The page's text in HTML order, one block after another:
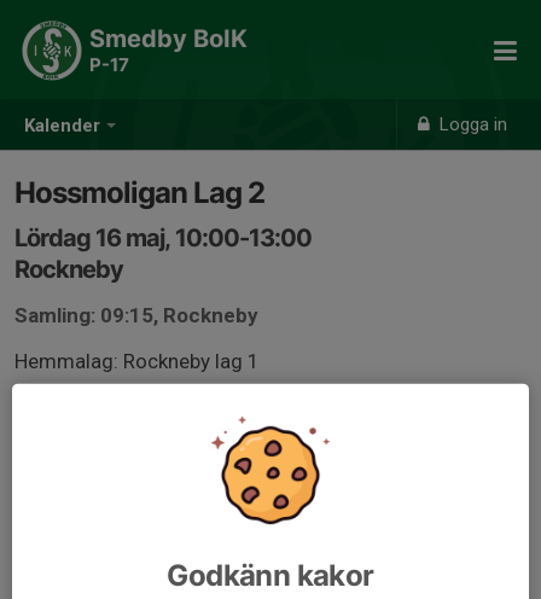
Kalender Logga in
Smedby BoIK
P-17
Hossmoligan Lag 2
Lördag 16 maj, 10:00-13:00
Rockneby
Samling: 09:15, Rockneby
Hemmalag: Rockneby lag 1
Kl 10.00 mot Rockneby plan 1
Kl 11.00 mot Färjestaden plan 2
Kl 12.00 mot TUFF plan 2
Godkänn kakor